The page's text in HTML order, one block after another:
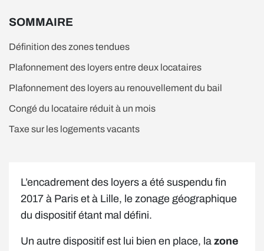
SOMMAIRE
Définition des zones tendues
Plafonnement des loyers entre deux locataires
Plafonnement des loyers au renouvellement du bail
Congé du locataire réduit à un mois
Taxe sur les logements vacants
L’encadrement des loyers a été suspendu fin
2017 à Paris et à Lille, le zonage géographique
du dispositif étant mal défini.
Un autre dispositif est lui bien en place, la zone